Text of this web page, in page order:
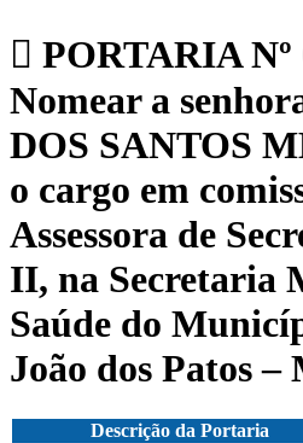
PORTARIA Nº
Nomear a
DOS SANTOS
o cargo em
Assessora de
II, na Secretaria
Saúde do
João dos Patos –
Descrição da Portaria